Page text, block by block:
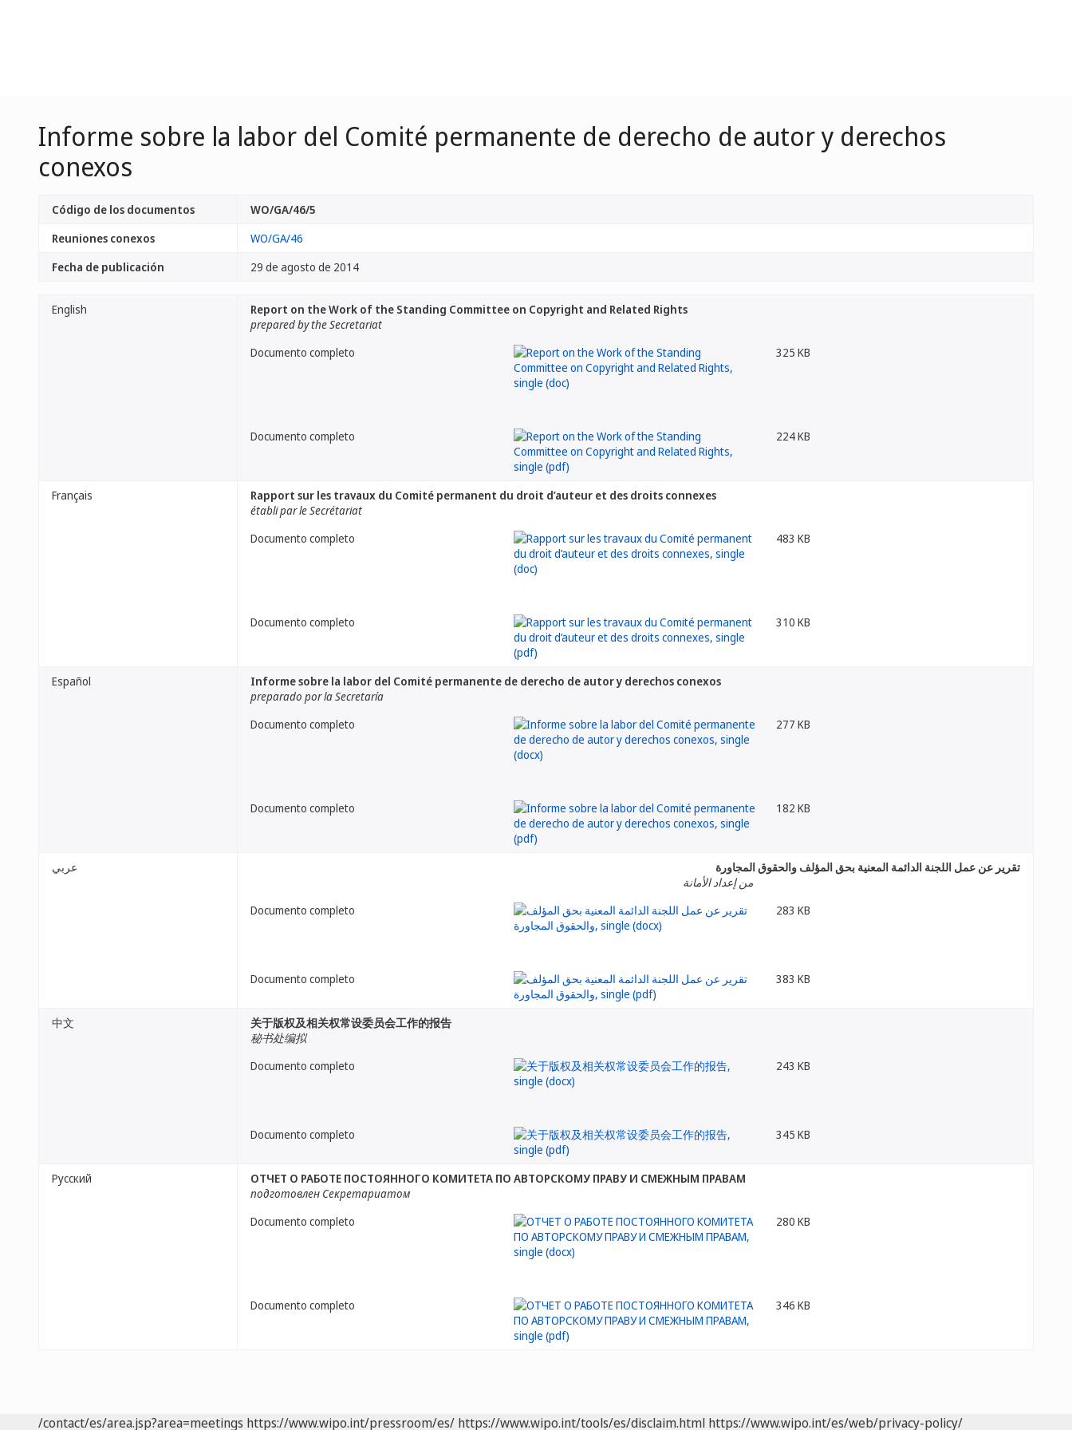
Informe sobre la labor del Comité permanente de derecho de autor y derechos
conexos
Código de los documentos
WO/GA/46/5
Reuniones conexos
WO/GA/46
Fecha de publicación
29 de agosto de 2014
English
Report on the Work of the Standing Committee on Copyright and Related Rights
prepared by the Secretariat
Documento completo
325 KB
Documento completo 224 KB
Français
Rapport sur les travaux du Comité permanent du droit d’auteur et des droits connexes
établi par le Secrétariat
Documento completo
483 KB
Documento completo 310 KB
Español
Informe sobre la labor del Comité permanente de derecho de autor y derechos conexos
preparado por la Secretaría
Documento completo
277 KB
Documento completo 182 KB
عربي
تقرير عن عمل اللجنة الدائمة المعنية بحق المؤلف والحقوق المجاورة
من إعداد الأمانة
Documento completo
283 KB
Documento completo 383 KB
中文
关于版权及相关权常设委员会工作的报告
秘书处编拟
Documento completo
243 KB
Documento completo 345 KB
Русский
ОТЧЕТ О РАБОТЕ ПОСТОЯННОГО КОМИТЕТА ПО АВТОРСКОМУ ПРАВУ И СМЕЖНЫМ ПРАВАМ
подготовлен Секретариатом
Documento completo
280 KB
Documento completo 346 KB
/contact/es/area.jsp?area=meetings https://www.wipo.int/pressroom/es/ https://www.wipo.int/tools/es/disclaim.html https://www.wipo.int/es/web/privacy-policy/